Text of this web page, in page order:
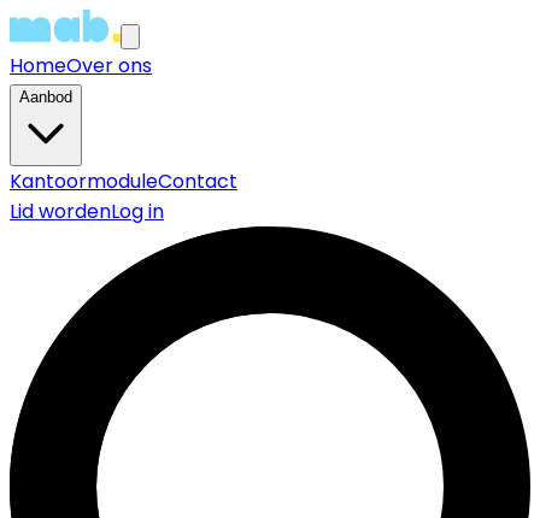
HomeOver ons
Aanbod
KantoormoduleContact
Lid wordenLog in